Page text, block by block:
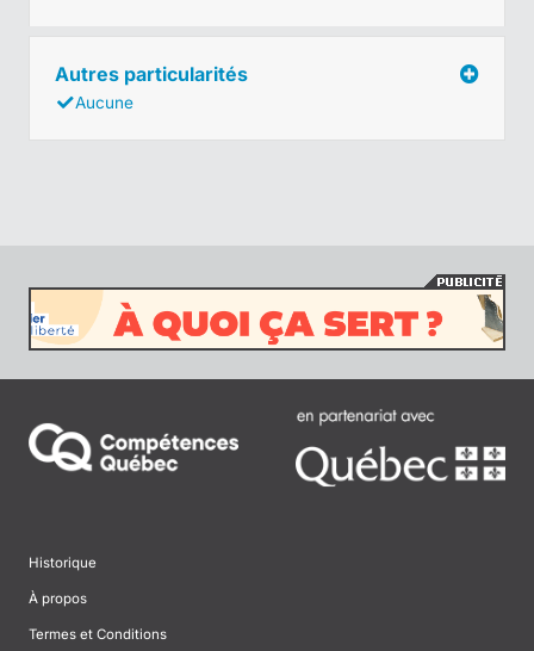
Autres particularités
Aucune
Historique
À propos
Termes et Conditions